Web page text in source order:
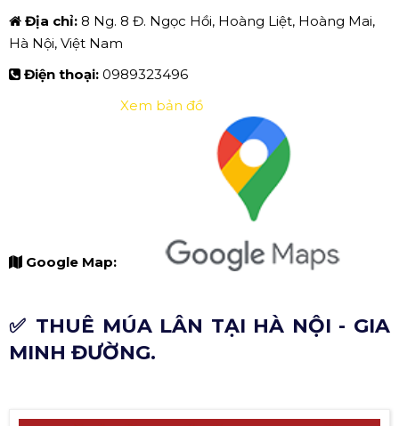
Địa chỉ: 8 Ng. 8 Đ. Ngọc Hồi, Hoàng Liệt, Hoàng Mai,
Hà Nội, Việt Nam
Điện thoại: 0989323496
Google Map:
Xem bản đồ
✅ THUÊ MÚA LÂN TẠI HÀ NỘI - GIA
MINH ĐƯỜNG.